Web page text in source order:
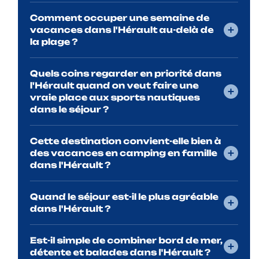
Comment occuper une semaine de
vacances dans l'Hérault au-delà de
la plage ?
Quels coins regarder en priorité dans
l'Hérault quand on veut faire une
vraie place aux sports nautiques
dans le séjour ?
Cette destination convient-elle bien à
des vacances en camping en famille
dans l'Hérault ?
Quand le séjour est-il le plus agréable
dans l'Hérault ?
Est-il simple de combiner bord de mer,
détente et balades dans l'Hérault ?